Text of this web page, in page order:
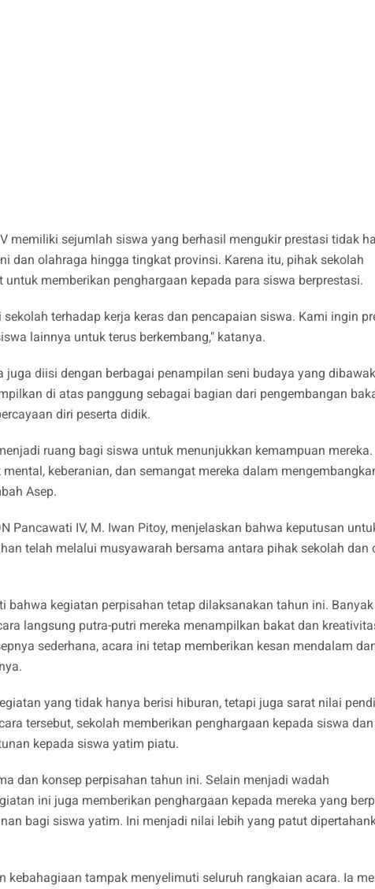
memiliki sejumlah siswa yang berhasil mengukir prestasi tidak
dan olahraga hingga tingkat provinsi. Karena itu, pihak sekolah
memberikan penghargaan kepada para siswa berprestasi.
terhadap kerja keras dan pencapaian siswa. Kami ingin
lainnya untuk terus berkembang," katanya.
juga diisi dengan berbagai penampilan seni budaya yang
di atas panggung sebagai bagian dari pengembangan
diri peserta didik.
ruang bagi siswa untuk menunjukkan kemampuan mereka.
keberanian, dan semangat mereka dalam
Asep.
Pancawati IV, M. Iwan Pitoy, menjelaskan bahwa keputusan
telah melalui musyawarah bersama antara pihak sekolah dan
bahwa kegiatan perpisahan tetap dilaksanakan tahun ini.
langsung putra-putri mereka menampilkan bakat dan
sederhana, acara ini tetap memberikan kesan mendalam
yang tidak hanya berisi hiburan, tetapi juga sarat nilai
tersebut, sekolah memberikan penghargaan kepada siswa
kepada siswa yatim piatu.
dan konsep perpisahan tahun ini. Selain menjadi wadah
ini juga memberikan penghargaan kepada mereka yang
bagi siswa yatim. Ini menjadi nilai lebih yang patut
kebahagiaan tampak menyelimuti seluruh rangkaian acara. Ia